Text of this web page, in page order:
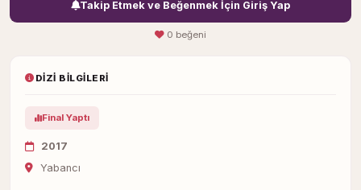
Takip Etmek ve Beğenmek İçin Giriş Yap
0 beğeni
DIZI BILGILERI
Final Yaptı
2017
Yabancı